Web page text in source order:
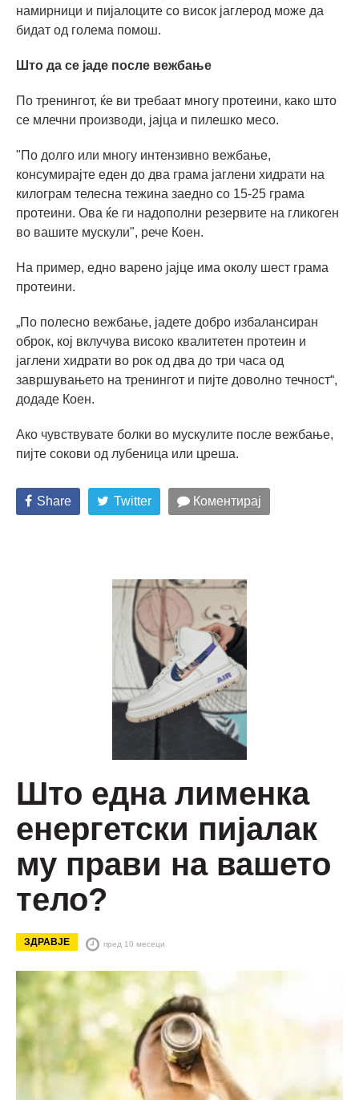
намирници и пијалоците со висок јаглерод може да
бидат од голема помош.
Што да се јаде после вежбање
По тренингот, ќе ви требаат многу протеини, како што
се млечни производи, јајца и пилешко месо.
"По долго или многу интензивно вежбање,
консумирајте еден до два грама јаглени хидрати на
килограм телесна тежина заедно со 15-25 грама
протеини. Ова ќе ги надополни резервите на гликоген
во вашите мускули", рече Коен.
На пример, едно варено јајце има околу шест грама
протеини.
„По полесно вежбање, јадете добро избалансиран
оброк, кој вклучува високо квалитетен протеин и
јаглени хидрати во рок од два до три часа од
завршувањето на тренингот и пијте доволно течност“,
додаде Коен.
Ако чувствувате болки во мускулите после вежбање,
пијте сокови од лубеница или цреша.
Share Twitter Коментирај
Што една лименка
енергетски пијалак
му прави на вашето
тело?
ЗДРАВЈЕ пред 10 месеци